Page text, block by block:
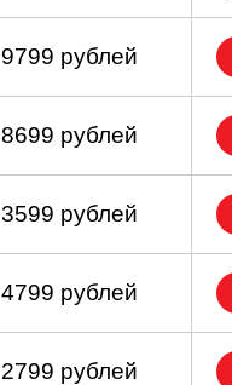
рублей
рублей
рублей
рублей
рублей